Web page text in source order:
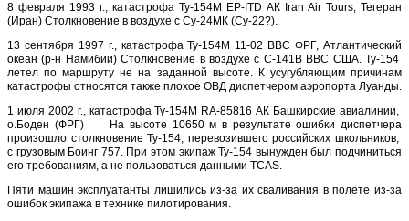
8 февраля 1993 г., катастрофа Ту-154М EP-ITD АК Iran Air Tours, Тегеран
(Иран) Столкновение в воздухе с Су-24МК (Су-22?).
13 сентября 1997 г., катастрофа Ту-154М 11-02 ВВС ФРГ, Атлантический
океан (р-н Намибии) Столкновение в воздухе с С-141В ВВС США. Ту-154
летел по маршруту не на заданной высоте. К усугубляющим причинам
катастрофы относятся также плохое ОВД диспетчером аэропорта Луанды.
1 июля 2002 г., катастрофа Ту-154М RA-85816 АК Башкирские авиалинии,
о.Боден (ФРГ) На высоте 10650 м в результате ошибки диспетчера
произошло столкновение Ту-154, перевозившего российских школьников,
с грузовым Боинг 757. При этом экипаж Ту-154 вынужден был подчиниться
его требованиям, а не пользоваться данными TCAS.
Пяти машин эксплуатанты лишились из-за их сваливания в полёте из-за
ошибок экипажа в технике пилотирования.